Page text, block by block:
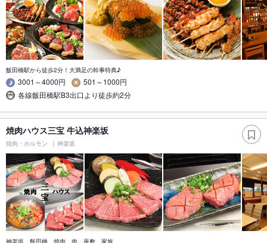
飯田橋駅から徒歩2分！大満足の幹事特典♪
3001～4000円
501～1000円
各線飯田橋駅B3出口より徒歩約2分
焼肉ハウス三宝 牛込神楽坂
焼肉・ホルモン 神楽坂
神楽坂 飯田橋 焼肉 肉 座敷 家族